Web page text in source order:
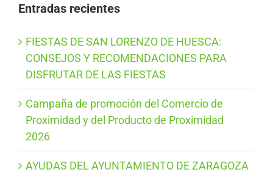
Entradas recientes
FIESTAS DE SAN LORENZO DE HUESCA:
CONSEJOS Y RECOMENDACIONES PARA
DISFRUTAR DE LAS FIESTAS
Campaña de promoción del Comercio de
Proximidad y del Producto de Proximidad
2026
AYUDAS DEL AYUNTAMIENTO DE ZARAGOZA